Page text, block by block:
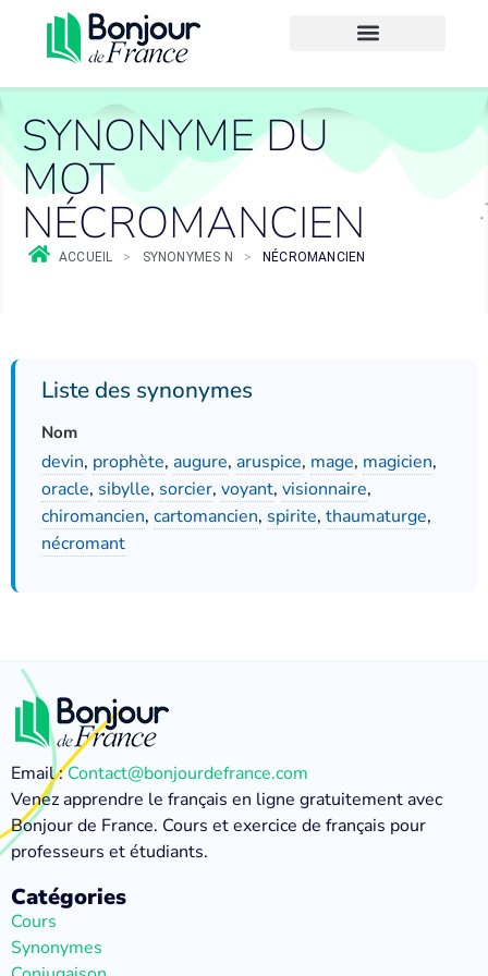
SYNONYME DU
MOT
NÉCROMANCIEN
ACCUEIL > SYNONYMES N > NÉCROMANCIEN
Liste des synonymes
Nom
devin, prophète, augure, aruspice, mage, magicien,
oracle, sibylle, sorcier, voyant, visionnaire,
chiromancien, cartomancien, spirite, thaumaturge,
nécromant
Email :Contact@bonjourdefrance.com
Venez apprendre le français en ligne gratuitement avec
Bonjour de France. Cours et exercice de français pour
professeurs et étudiants.
Catégories
Cours
Synonymes